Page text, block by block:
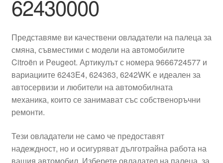
Количка
Контакт
Моята сметка
Плащанията
Политика за поверителност
62430000
Представяме ви качествени овладатели на палеца за
смяна, съвместими с модели на автомобилите
Citroën и Peugeot. Артикулът с номера 9666724577 и
вариациите 6243E4, 624363, 6242WK е идеален за
автосервизи и любители на автомобилната
механика, които се занимават със собственоръчни
ремонти.
Тези овладатели не само че предоставят
надеждност, но и осигуряват дълготрайна работа на
вашия автомобил. Изберете овладател на палеца, за